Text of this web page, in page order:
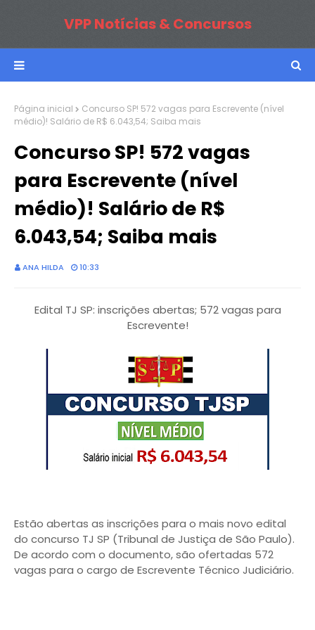
VPP Notícias & Concursos
Página inicial
Concurso SP! 572 vagas para Escrevente (nível
médio)! Salário de R$ 6.043,54; Saiba mais
Concurso SP! 572 vagas
para Escrevente (nível
médio)! Salário de R$
6.043,54; Saiba mais
ANA HILDA 10:33
Edital TJ SP: inscrições abertas; 572 vagas para
Escrevente!
Estão abertas as inscrições para o mais novo edital
do concurso TJ SP (Tribunal de Justiça de São Paulo).
De acordo com o documento, são ofertadas 572
vagas para o cargo de Escrevente Técnico Judiciário.